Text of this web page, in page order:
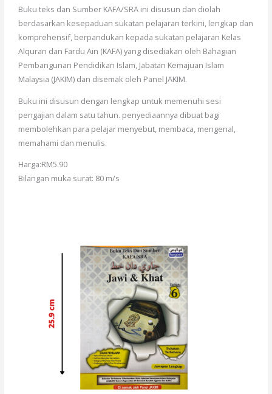
Buku teks dan Sumber KAFA/SRA ini disusun dan diolah
berdasarkan kesepaduan sukatan pelajaran terkini, lengkap dan
komprehensif, berpandukan kepada sukatan pelajaran Kelas
Alquran dan Fardu Ain (KAFA) yang disediakan oleh Bahagian
Pembangunan Pendidikan Islam, Jabatan Kemajuan Islam
Malaysia (JAKIM) dan disemak oleh Panel JAKIM.
Buku ini disusun dengan lengkap untuk memenuhi sesi
pengajian dalam satu tahun. penyediaannya dibuat bagi
membolehkan para pelajar menyebut, membaca, mengenal,
memahami dan menulis.
Harga:RM5.90
Bilangan muka surat: 80 m/s